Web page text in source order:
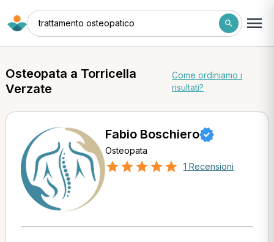
trattamento osteopatico
Osteopata a Torricella
Verzate
Come ordiniamo i
risultati?
Fabio Boschiero
Osteopata
1 Recensioni